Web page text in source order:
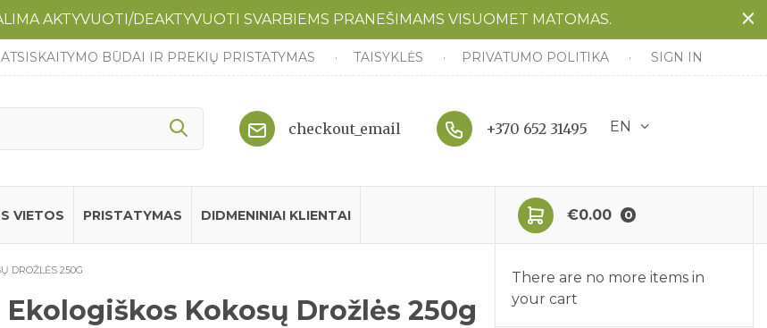
AKTYVUOTI/DEAKTYVUOTI SVARBIEMS PRANEŠIMAMS VISUOMET MATOMAS.
ATSISKAITYMO BŪDAI IR PREKIŲ PRISTATYMAS TAISYKLĖS PRIVATUMO POLITIKA SIGN IN
checkout_email +370 652 31495 EN
VIETOS PRISTATYMAS DIDMENINIAI KLIENTAI €0.00 0
DROŽLĖS 250G
Ekologiškos Kokosų Drožlės 250g
There are no more items in
your cart